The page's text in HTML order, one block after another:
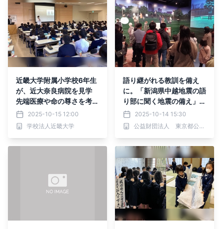
近畿大学附属小学校6年生
が、近大奈良病院を見学
先端医療や命の尊さを考
え、病院の社会的役割につ
いて学ぶ
2025-10-15 12:00
学校法人近畿大学
語り継がれる教訓を備え
に。「新潟県中越地震の語
り部に聞く地震の備え」東
京臨海広域防災公園で10/
19(日)開催
2025-10-14 15:30
公益財団法人 東京都公園協会